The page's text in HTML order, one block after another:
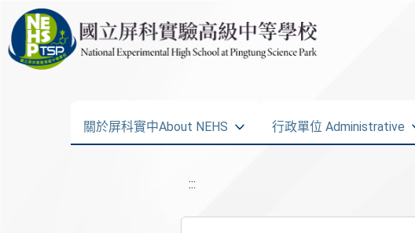
關於屏科實中About NEHS 行政單位 Administrative
:::